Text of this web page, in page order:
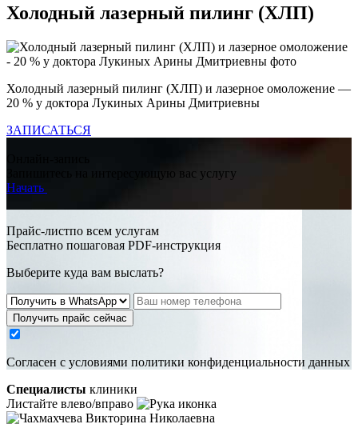
Холодный лазерный пилинг (ХЛП)
Холодный лазерный пилинг (ХЛП) и лазерное омоложение —
20 % у доктора Лукиных Арины Дмитриевны
ЗАПИСАТЬСЯ
Запишитесь на интересующую вас услугу
Начать
Прайс-листпо всем услугам
Бесплатно пошаговая PDF-инструкция
Выберите куда вам выслать?
Получить прайс сейчас
Cогласен с условиями политики конфиденциальности данных
Специалисты клиники
Листайте влево/вправо